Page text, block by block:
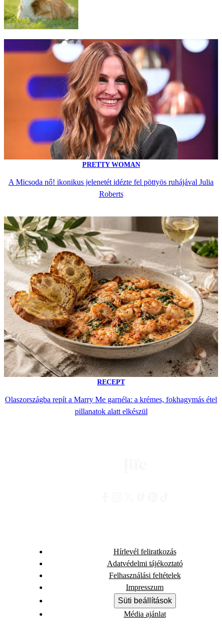
PRETTY WOMAN
A Micsoda nő! ikonikus jelenetét idézte fel pöttyös ruhájával Julia
Roberts
RECEPT
Olaszországba repít a Marry Me garnéla: a krémes, fokhagymás étel
pillanatok alatt elkészül
Hírlevél feliratkozás
Adatvédelmi tájékoztató
Felhasználási feltételek
Impresszum
Süti beállítások
Média ajánlat